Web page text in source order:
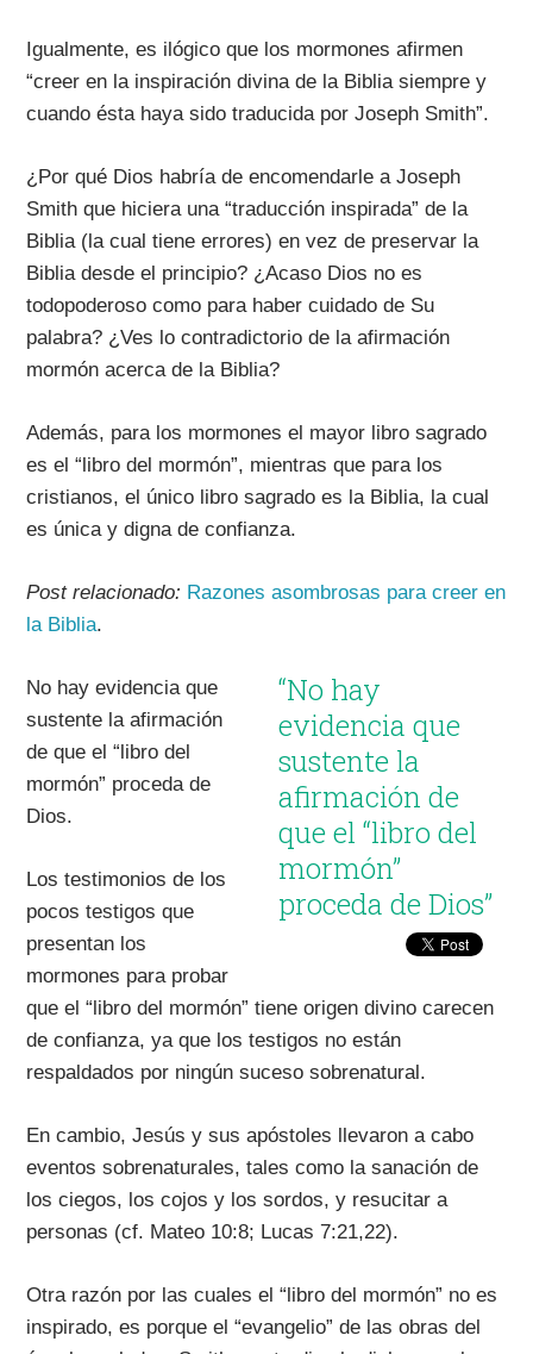
Igualmente, es ilógico que los mormones afirmen
“creer en la inspiración divina de la Biblia siempre y
cuando ésta haya sido traducida por Joseph Smith”.
¿Por qué Dios habría de encomendarle a Joseph
Smith que hiciera una “traducción inspirada” de la
Biblia (la cual tiene errores) en vez de preservar la
Biblia desde el principio? ¿Acaso Dios no es
todopoderoso como para haber cuidado de Su
palabra? ¿Ves lo contradictorio de la afirmación
mormón acerca de la Biblia?
Además, para los mormones el mayor libro sagrado
es el “libro del mormón”, mientras que para los
cristianos, el único libro sagrado es la Biblia, la cual
es única y digna de confianza.
Post relacionado: Razones asombrosas para creer en
la Biblia.
“No hay
evidencia que
sustente la
afirmación de
que el “libro del
mormón”
proceda de Dios”
No hay evidencia que
sustente la afirmación
de que el “libro del
mormón” proceda de
Dios.
Los testimonios de los
pocos testigos que
presentan los
mormones para probar
que el “libro del mormón” tiene origen divino carecen
de confianza, ya que los testigos no están
respaldados por ningún suceso sobrenatural.
En cambio, Jesús y sus apóstoles llevaron a cabo
eventos sobrenaturales, tales como la sanación de
los ciegos, los cojos y los sordos, y resucitar a
personas (cf. Mateo 10:8; Lucas 7:21,22).
Otra razón por las cuales el “libro del mormón” no es
inspirado, es porque el “evangelio” de las obras del